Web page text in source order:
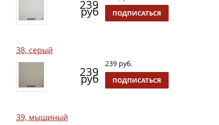
239
руб ПОДПИСАТЬСЯ
38, серый
239
руб
239 руб.
ПОДПИСАТЬСЯ
39, мышиный